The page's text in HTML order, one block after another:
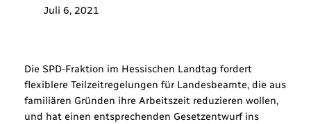
Juli 6, 2021
Die SPD-Fraktion im Hessischen Landtag fordert
flexiblere Teilzeitregelungen für Landesbeamte, die aus
familiären Gründen ihre Arbeitszeit reduzieren wollen,
und hat einen entsprechenden Gesetzentwurf ins